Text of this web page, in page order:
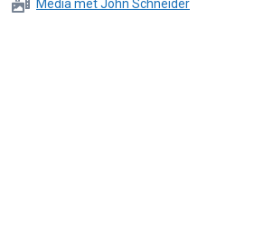
Media met John Schneider